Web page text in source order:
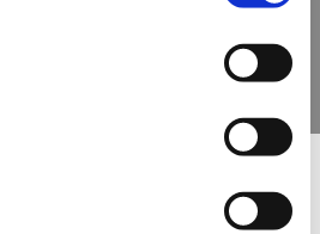
to customize your preferences,
the options below and selecting
cookies, click on "Show details."
your consent at any time by
you can view our
Global
is megnézték